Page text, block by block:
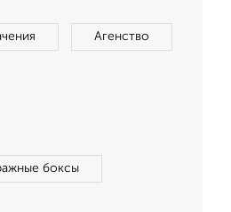
Агенство
боксы